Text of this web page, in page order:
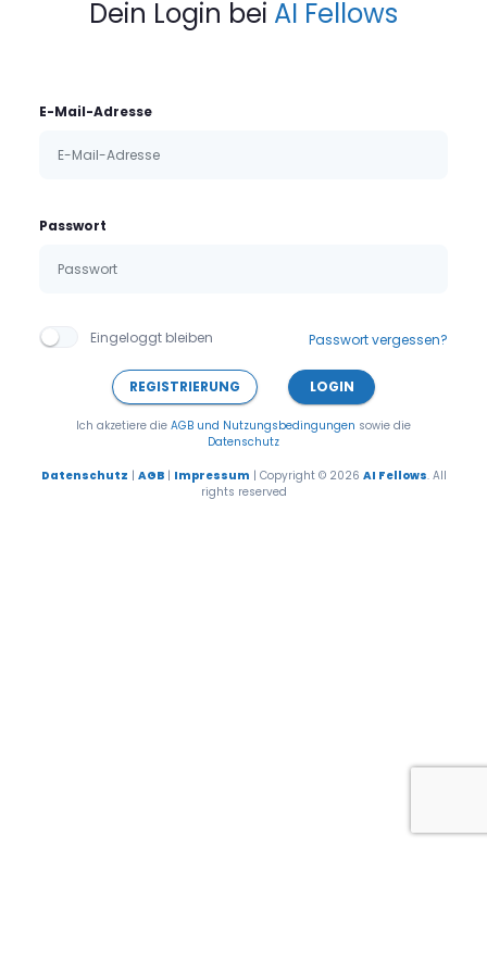
Dein Login bei AI Fellows
E-Mail-Adresse
Passwort
Eingeloggt bleiben Passwort vergessen?
REGISTRIERUNG LOGIN
Ich akzetiere die AGB und Nutzungsbedingungen sowie die
Datenschutz
Datenschutz | AGB| Impressum | Copyright © 2026 AI Fellows. All
rights reserved